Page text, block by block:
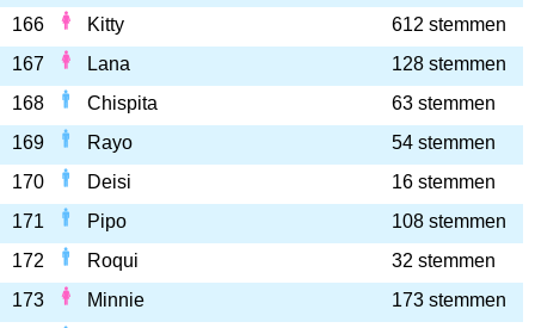
166
Kitty
612 stemmen
167
Lana
128 stemmen
168
Chispita
63 stemmen
169
Rayo
54 stemmen
170
Deisi
16 stemmen
171
Pipo
108 stemmen
172
Roqui
32 stemmen
173
Minnie
173 stemmen